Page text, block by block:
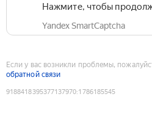
Нажмите, чтобы
Yandex SmartCaptcha
Если у вас возникли проблемы,
обратной связи
9188418395377137970:1786185545